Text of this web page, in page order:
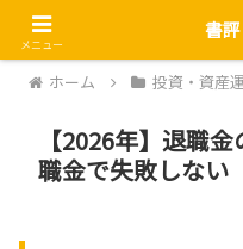
ホーム 投資・資産
【2026年】退職
職金で失敗しない
メニュー
書